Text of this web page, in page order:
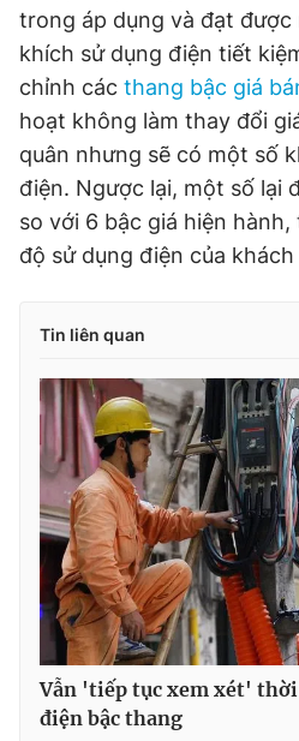
Tổng biên tập: Nguyễn Ngọc Toàn
Phó tổng biên tập thường trực: Hải
Phó tổng biên tập: Lâm Hiếu Dũng
Phó tổng biên tập: Trần Việt Hưng
Tổng thư ký tòa soạn: Đức Trung
Giấy phép xuất bản số 110/GP -
© 2003-2026 Bản quyền thuộc về
chép dưới mọi hình thức nếu
bản. Phát triển bởi ePi
trong áp dụng và đạt được
khích sử dụng điện tiết
chỉnh các thang bậc giá
hoạt không làm thay đổi
quân nhưng sẽ có một số
điện. Ngược lại, một số lại
so với 6 bậc giá hiện
độ sử dụng điện của khách
Tin liên quan
Vẫn 'tiếp tục xem xét' thời
điện bậc thang